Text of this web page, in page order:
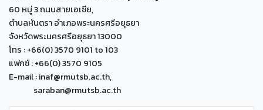
60 หมู่ 3 ถนนสายเอเซีย,
ตำบลหันตรา อำเภอพระนครศรีอยุธยา
จังหวัดพระนครศรีอยุธยา 13000
โทร : +66(0) 3570 9101 to 103
แฟกซ์ : +66(0) 3570 9105
E-mail : inaf@rmutsb.ac.th,
saraban@rmutsb.ac.th